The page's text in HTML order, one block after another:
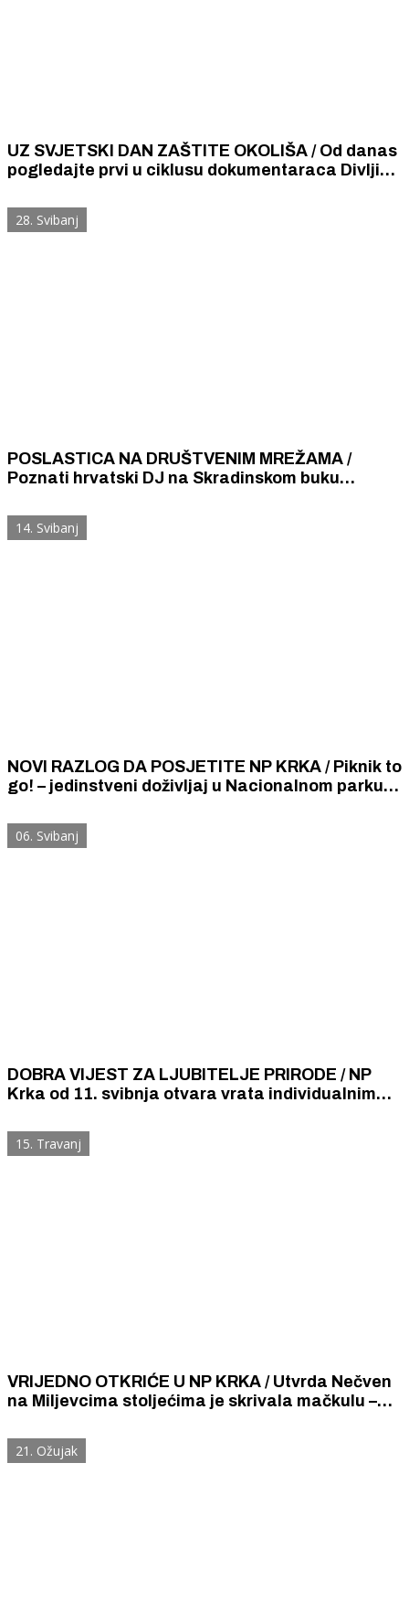
UZ SVJETSKI DAN ZAŠTITE OKOLIŠA / Od danas
pogledajte prvi u ciklusu dokumentaraca Divlji
28. Svibanj
POSLASTICA NA DRUŠTVENIM MREŽAMA /
Poznati hrvatski DJ na Skradinskom buku
pratitelja
14. Svibanj
NOVI RAZLOG DA POSJETITE NP KRKA / Piknik to
go! – jedinstveni doživljaj u Nacionalnom parku
06. Svibanj
DOBRA VIJEST ZA LJUBITELJE PRIRODE / NP
Krka od 11. svibnja otvara vrata individualnim
15. Travanj
VRIJEDNO OTKRIĆE U NP KRKA / Utvrda Nečven
na Miljevcima stoljećima je skrivala mačkulu –
21. Ožujak